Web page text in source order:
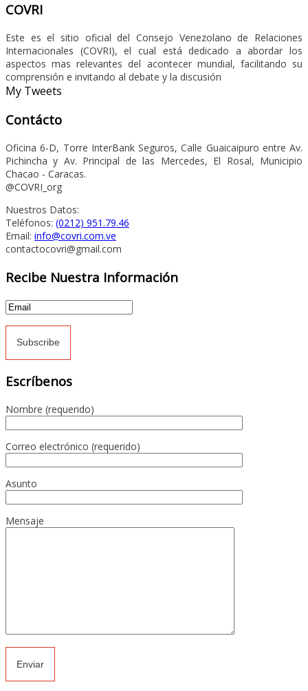
COVRI
Este es el sitio oficial del Consejo Venezolano de Relaciones
Internacionales (COVRI), el cual está dedicado a abordar los
aspectos mas relevantes del acontecer mundial, facilitando su
comprensión e invitando al debate y la discusión
My Tweets
Contácto
Oficina 6-D, Torre InterBank Seguros, Calle Guaicaipuro entre Av.
Pichincha y Av. Principal de las Mercedes, El Rosal, Municipio
Chacao - Caracas.
@COVRI_org
Nuestros Datos:
Teléfonos: (0212) 951.79.46
Email: info@covri.com.ve
contactocovri@gmail.com
Recibe Nuestra Información
Escríbenos
Nombre (requerido)
Correo electrónico (requerido)
Asunto
Mensaje